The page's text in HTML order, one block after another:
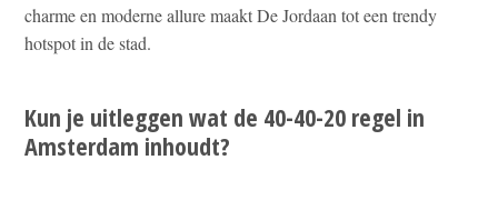
charme en moderne allure maakt De Jordaan tot een trendy
hotspot in de stad.
Kun je uitleggen wat de 40-40-20 regel in
Amsterdam inhoudt?